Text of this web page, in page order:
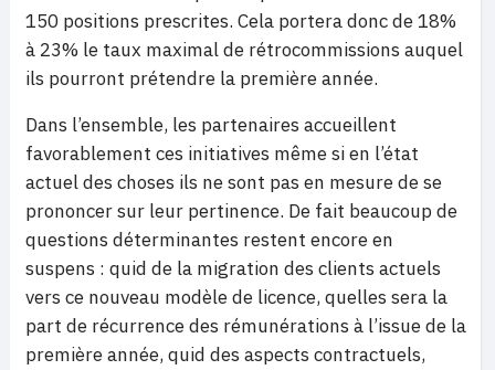
150 positions prescrites. Cela portera donc de 18%
à 23% le taux maximal de rétrocommissions auquel
ils pourront prétendre la première année.
Dans l’ensemble, les partenaires accueillent
favorablement ces initiatives même si en l’état
actuel des choses ils ne sont pas en mesure de se
prononcer sur leur pertinence. De fait beaucoup de
questions déterminantes restent encore en
suspens : quid de la migration des clients actuels
vers ce nouveau modèle de licence, quelles sera la
part de récurrence des rémunérations à l’issue de la
première année, quid des aspects contractuels,